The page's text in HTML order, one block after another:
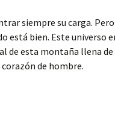
siempre su carga.
está bien. Este universo
de esta montaña llena
de hombre.